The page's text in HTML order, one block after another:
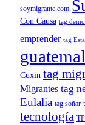
soymigrante.com
Con Causa tag
emprender tag
Cuxin tag
Migrantes tag
Eulalia tag soñar
tecnología